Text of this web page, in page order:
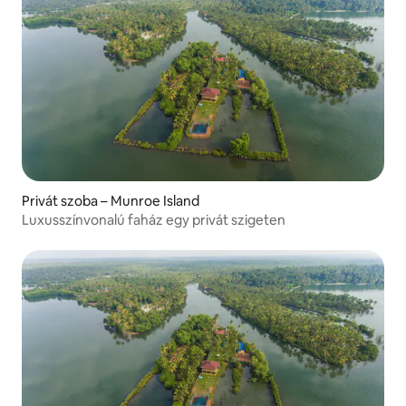
Privát szoba – Munroe Island
Luxusszínvonalú faház egy privát szigeten